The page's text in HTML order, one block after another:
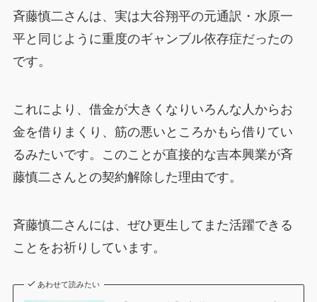
斉藤慎二さんは、実は大谷翔平の元通訳・水原一
平と同じように重度のギャンブル依存症だったの
です。
これにより、借金が大きくなりいろんな人からお
金を借りまくり、筋の悪いところかもら借りてい
るみたいです。このことが直接的な吉本興業が斉
藤慎二さんとの契約解除した理由です。
斉藤慎二さんには、ぜひ更生してまた活躍できる
ことをお祈りしています。
あわせて読みたい